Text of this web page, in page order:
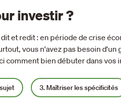
investir ?
et redit : en période de crise
vous n'avez pas besoin d'un
comment bien débuter dans vos
3. Maîtriser les spécificités